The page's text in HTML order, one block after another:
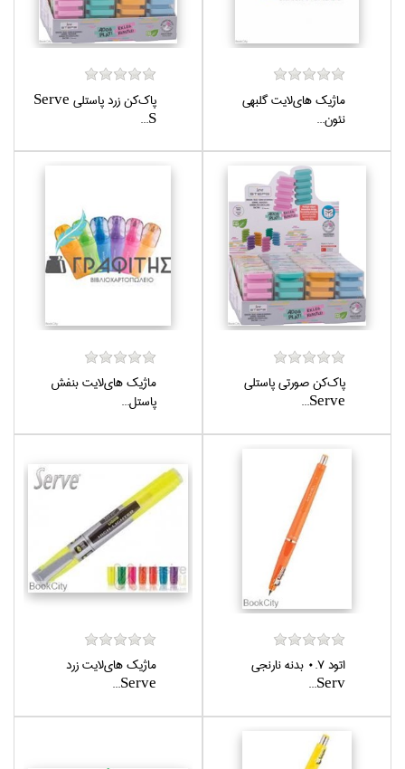
ماژيك هاي‌لايت گلبهي
نئون...
پاك‌كن زرد پاستلي Serve
S...
پاك‌كن صورتي پاستلي
Serve...
ماژيك هاي‌لايت بنفش
پاستل...
اتود 0.7 بدنه نارنجي
Serv...
ماژيك هاي‌لايت زرد
Serve...